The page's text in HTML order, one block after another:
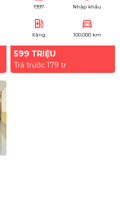
1997 Nhập khẩu
ev_station
Xăng
directions_car
100,000 km
599 TRIỆU
Trả trước 179 tr